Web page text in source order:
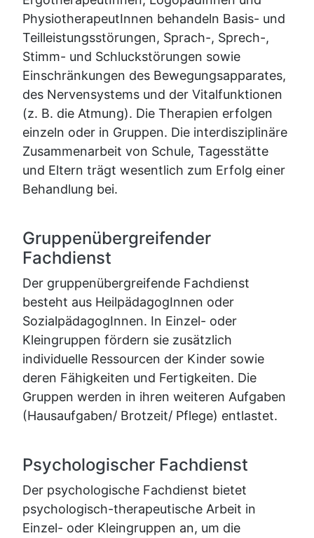
PhysiotherapeutInnen behandeln Basis- und
Teilleistungsstörungen, Sprach-, Sprech-,
Stimm- und Schluckstörungen sowie
Einschränkungen des Bewegungsapparates,
des Nervensystems und der Vitalfunktionen
(z. B. die Atmung). Die Therapien erfolgen
einzeln oder in Gruppen. Die interdisziplinäre
Zusammenarbeit von Schule, Tagesstätte
und Eltern trägt wesentlich zum Erfolg einer
Behandlung bei.
Gruppenübergreifender
Fachdienst
Der gruppenübergreifende Fachdienst
besteht aus HeilpädagogInnen oder
SozialpädagogInnen. In Einzel- oder
Kleingruppen fördern sie zusätzlich
individuelle Ressourcen der Kinder sowie
deren Fähigkeiten und Fertigkeiten. Die
Gruppen werden in ihren weiteren Aufgaben
(Hausaufgaben/ Brotzeit/ Pflege) entlastet.
Psychologischer Fachdienst
Der psychologische Fachdienst bietet
psychologisch-therapeutische Arbeit in
Einzel- oder Kleingruppen an, um die